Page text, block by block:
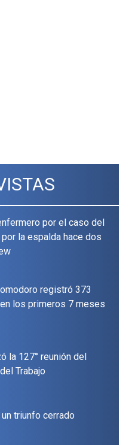
por el caso del
la espalda hace dos
registró 373
los primeros 7 meses
la 127° reunión del
Trabajo
triunfo cerrado